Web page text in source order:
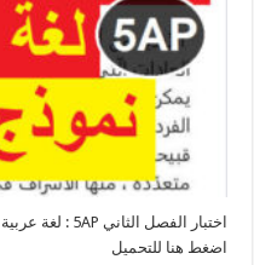
اضغط هنا للتحميل